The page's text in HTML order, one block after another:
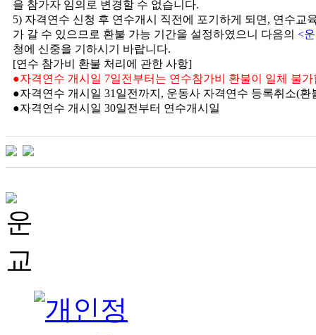
을 참가자 임의로 변경할 수 없습니다.
5) 자격연수 신청 후 연수개시 직전에 포기하게 되면 , 연수교
가 갈 수 있으므로 환불 가능 기간을 설정하였으니 다음의 <
청에 신중을 기하시기 바랍니다.
[연수 참가비 환불 처리에 관한 사항]
●자격연수 개시일 7일전부터는 연수참가비 환불이 일체 불가
●자격연수 개시일 31 일전까지 , 운동사 자격연수 등록취소(환
●자격연수 개시일 30일전부터 연수개시일